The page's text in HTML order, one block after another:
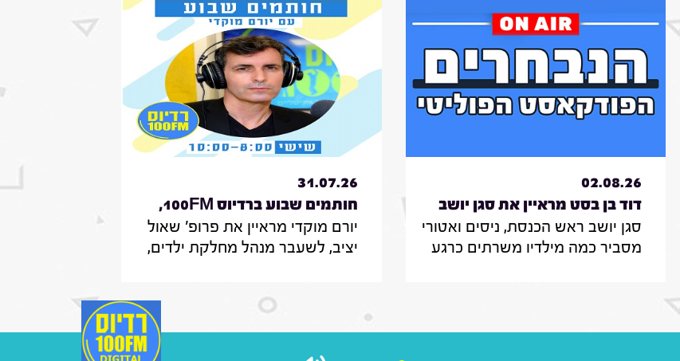
02.08.26
דוד בן בסט מראיין את סגן יושב
ראש הכנסת, ניסים
ואטורי|31.7.26
סגן יושב ראש הכנסת, ניסים ואטורי
מסביר כמה מילדיו משרתים כרגע
בממשלה הבאה
31.07.26
חותמים שבוע ברדיוס 100FM,
תכנית 329, 31 ביולי 2026
יורם מוקדי מראיין את פרופ' שאול
יציב, לשעבר מנהל מחלקת ילדים,
רפואיים, משרד הבריאות ירושלים,
נציב פניות המתמחים במועצה
המדעית הר"י; עורכת דין מאיה